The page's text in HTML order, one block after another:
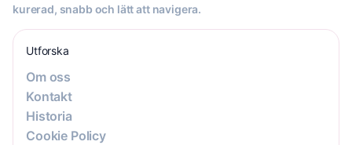
kurerad, snabb och lätt att navigera.
Utforska
Om oss
Kontakt
Historia
Cookie Policy